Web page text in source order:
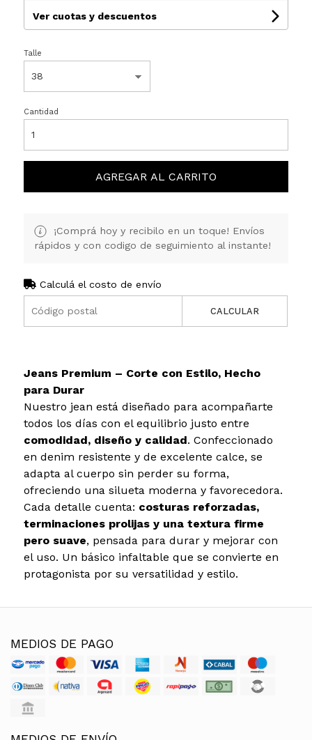
Ver cuotas y descuentos
Talle
Cantidad
AGREGAR AL CARRITO
¡Comprá hoy y recibilo en un toque! Envíos
rápidos y con codigo de seguimiento al instante!
Calculá el costo de envío
CALCULAR
Jeans Premium – Corte con Estilo, Hecho
para Durar
Nuestro jean está diseñado para acompañarte
todos los días con el equilibrio justo entre
comodidad, diseño y calidad. Confeccionado
en denim resistente y de excelente calce, se
adapta al cuerpo sin perder su forma,
ofreciendo una silueta moderna y favorecedora.
Cada detalle cuenta: costuras reforzadas,
terminaciones prolijas y una textura firme
pero suave, pensada para durar y mejorar con
el uso. Un básico infaltable que se convierte en
protagonista por su versatilidad y estilo.
MEDIOS DE PAGO